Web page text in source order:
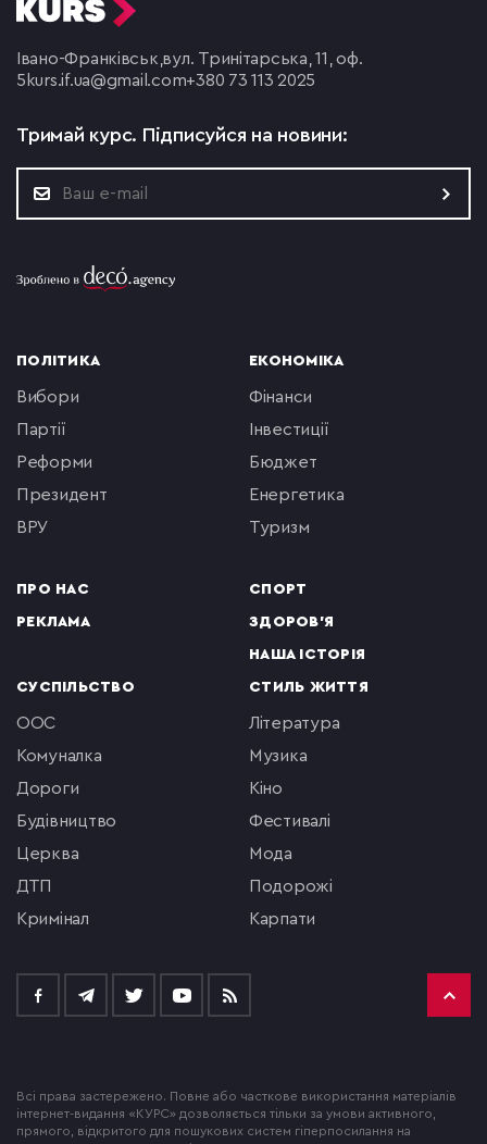
Івано-Франківськ, вул. Тринітарська, 11, оф.
5 kurs.if.ua@gmail.com+380 73 113 2025
Тримай курс. Підписуйся на новини:
ПОЛІТИКА
вибори
партії
реформи
президент
ВРУ
ПРО НАС
РЕКЛАМА
ЕКОНОМІКА
фінанси
інвестиції
бюджет
енергетика
туризм
СПОРТ
ЗДОРОВ'Я
НАША ІСТОРІЯ
СУСПІЛЬСТВО
ООС
комуналка
Дороги
будівництво
церква
ДТП
кримінал
СТИЛЬ ЖИТТЯ
література
музика
кіно
фестивалі
мода
подорожі
Карпати
Всі права застережено. Повне або часткове використання матеріалів
інтернет-видання «КУРС» дозволяється тільки за умови активного,
прямого, відкритого для пошукових систем гіперпосилання на